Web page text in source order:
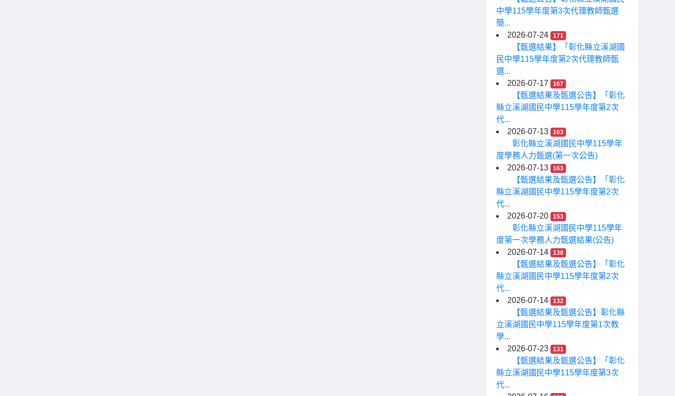
中學115學年度第3次代理教師甄選
簡...
2026-07-24
171
【甄選結果】「彰化縣立溪湖國
民中學115學年度第2次代理教師甄
選...
2026-07-17
167
【甄選結果及甄選公告】「彰化
縣立溪湖國民中學115學年度第2次
代...
2026-07-13
163
彰化縣立溪湖國民中學115學年
度學務人力甄選(第一次公告)
2026-07-13
163
【甄選結果及甄選公告】「彰化
縣立溪湖國民中學115學年度第2次
代...
2026-07-20
153
彰化縣立溪湖國民中學115學年
度第一次學務人力甄選結果(公告)
2026-07-14
138
【甄選結果及甄選公告】「彰化
縣立溪湖國民中學115學年度第2次
代...
2026-07-14
132
【甄選結果及甄選公告】彰化縣
立溪湖國民中學115學年度第1次教
學...
2026-07-23
131
【甄選結果及甄選公告】「彰化
縣立溪湖國民中學115學年度第3次
代...